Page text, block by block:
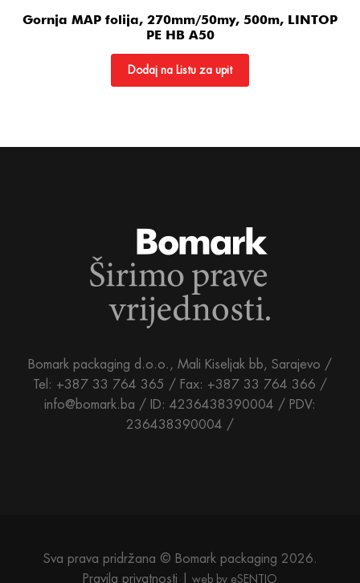
Gornja MAP folija, 270mm/50my, 500m, LINTOP
PE HB A50
Dodaj na Listu za upit
Bomark packaging d.o.o., Mali Kiseljak bb, Sarajevo /
Tel: +387 33 764 365 / Fax: +387 33 764 366 /
info@bomark.ba / ID: 4236438390004 / PDV:
236438390004 /
Sva prava pridržana © Bomark packaging 2026.
Pravila privatnosti
web by eSENTIO